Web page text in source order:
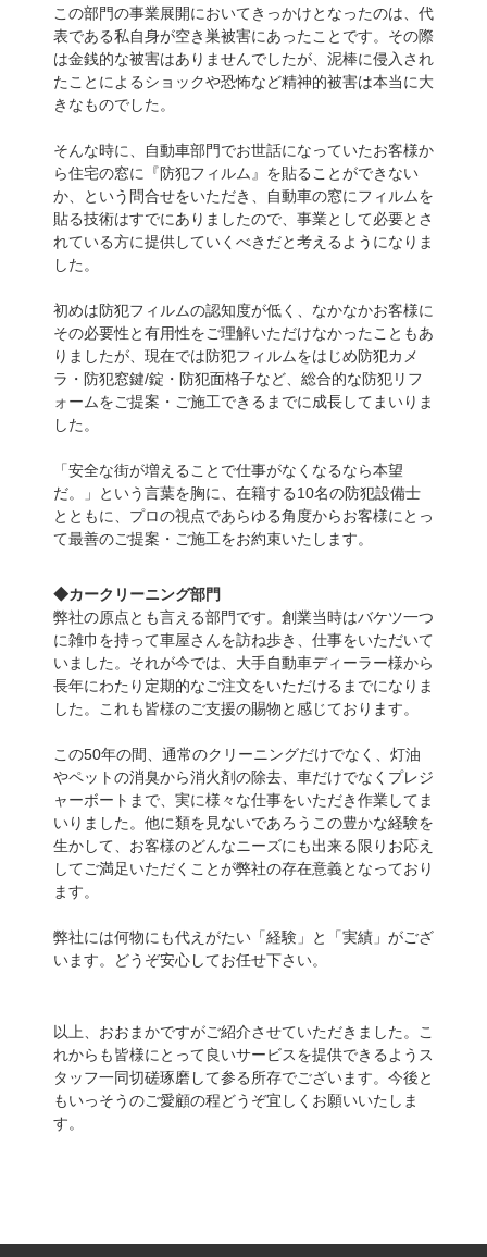
この部門の事業展開においてきっかけとなったのは、代
表である私自身が空き巣被害にあったことです。その際
は金銭的な被害はありませんでしたが、泥棒に侵入され
たことによるショックや恐怖など精神的被害は本当に大
きなものでした。
そんな時に、自動車部門でお世話になっていたお客様か
ら住宅の窓に『防犯フィルム』を貼ることができない
か、という問合せをいただき、自動車の窓にフィルムを
貼る技術はすでにありましたので、事業として必要とさ
れている方に提供していくべきだと考えるようになりま
した。
初めは防犯フィルムの認知度が低く、なかなかお客様に
その必要性と有用性をご理解いただけなかったこともあ
りましたが、現在では防犯フィルムをはじめ防犯カメ
ラ・防犯窓鍵/錠・防犯面格子など、総合的な防犯リフ
ォームをご提案・ご施工できるまでに成長してまいりま
した。
「安全な街が増えることで仕事がなくなるなら本望
だ。」という言葉を胸に、在籍する10名の防犯設備士
とともに、プロの視点であらゆる角度からお客様にとっ
て最善のご提案・ご施工をお約束いたします。
◆カークリーニング部門
弊社の原点とも言える部門です。創業当時はバケツ一つ
に雑巾を持って車屋さんを訪ね歩き、仕事をいただいて
いました。それが今では、大手自動車ディーラー様から
長年にわたり定期的なご注文をいただけるまでになりま
した。これも皆様のご支援の賜物と感じております。
この50年の間、通常のクリーニングだけでなく、灯油
やペットの消臭から消火剤の除去、車だけでなくプレジ
ャーボートまで、実に様々な仕事をいただき作業してま
いりました。他に類を見ないであろうこの豊かな経験を
生かして、お客様のどんなニーズにも出来る限りお応え
してご満足いただくことが弊社の存在意義となっており
ます。
弊社には何物にも代えがたい「経験」と「実績」がござ
います。どうぞ安心してお任せ下さい。
以上、おおまかですがご紹介させていただきました。こ
れからも皆様にとって良いサービスを提供できるようス
タッフ一同切磋琢磨して参る所存でございます。今後と
もいっそうのご愛顧の程どうぞ宜しくお願いいたしま
す。